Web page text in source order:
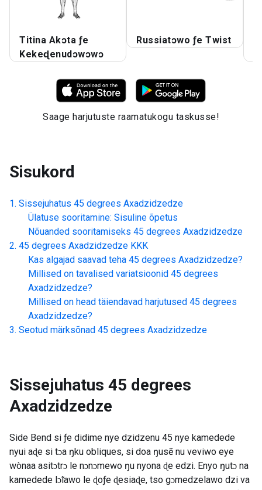
Titina Akɔta ƒe
Kekeɖenudɔwɔwɔ
Russiatɔwo ƒe Twist
Saage harjutuste raamatukogu taskusse!
Sisukord
Sissejuhatus 45 degrees Axadzidzedze
Ülatuse sooritamine: Sisuline õpetus
Nõuanded sooritamiseks 45 degrees Axadzidzedze
45 degrees Axadzidzedze KKK
Kas algajad saavad teha 45 degrees Axadzidzedze?
Millised on tavalised variatsioonid 45 degrees
Axadzidzedze?
Millised on head täiendavad harjutused 45 degrees
Axadzidzedze?
Seotud märksõnad 45 degrees Axadzidzedze
Sissejuhatus 45 degrees
Axadzidzedze
Side Bend si ƒe didime nye dzidzenu 45 nye kamedede
nyui aɖe si tɔa ŋku obliques, si doa ŋusẽ nu veviwo eye
wònaa asitɔtrɔ le nɔnɔmewo ŋu nyona ɖe edzi. Enyo ŋutɔ na
kamedede lɔ̃lawo le ɖoƒe ɖesiaɖe, tso gɔmedzelawo dzi va